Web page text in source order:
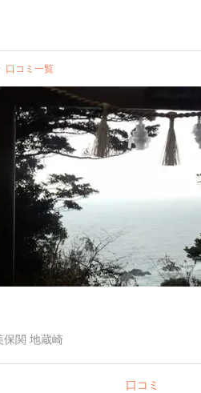
口コミ一覧
保関 地蔵崎
口コミ